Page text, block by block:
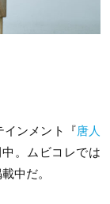
インメント『唐人
。ムビコレでは
中だ。